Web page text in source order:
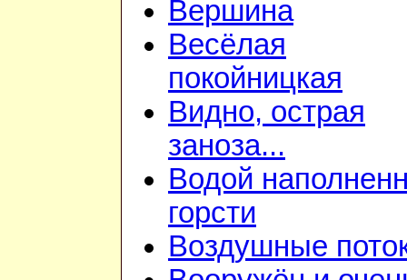
Вершина
Весёлая
покойницкая
Видно, острая
заноза...
Водой
горсти
Воздушные